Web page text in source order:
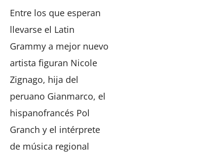
Entre los que esperan
llevarse el Latin
Grammy a mejor nuevo
artista figuran Nicole
Zignago, hija del
peruano Gianmarco, el
hispanofrancés Pol
Granch y el intérprete
de música regional